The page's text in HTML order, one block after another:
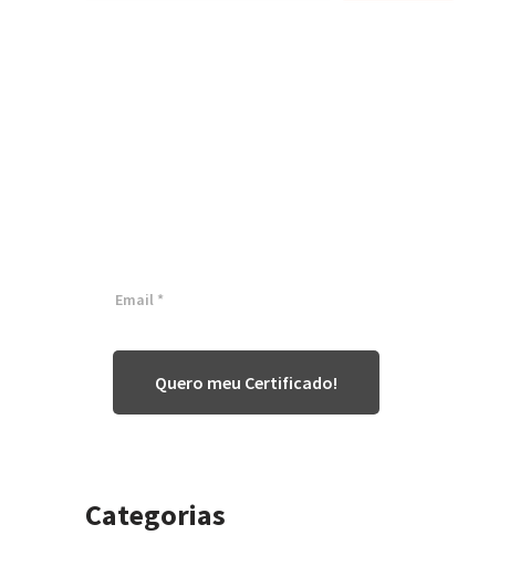
Quero meu Certificado!
Categorias